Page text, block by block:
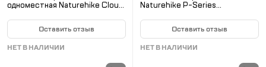
одноместная Naturehike Cloud
зеленая
Оставить отзыв
НЕТ В НАЛИЧИИ
Naturehike P-Series
Зеленый
Оставить отзыв
НЕТ В НАЛИЧИИ